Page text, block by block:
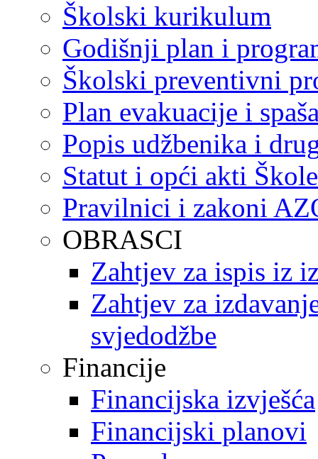
Školski kurikulum
Godišnji plan i
Školski preventivni
Plan evakuacije i
Popis udžbenika i
Statut i opći akti Škole
Pravilnici i zakoni
OBRASCI
Zahtjev za ispis iz
Zahtjev za
svjedodžbe
Financije
Financijska izvješća
Financijski planovi